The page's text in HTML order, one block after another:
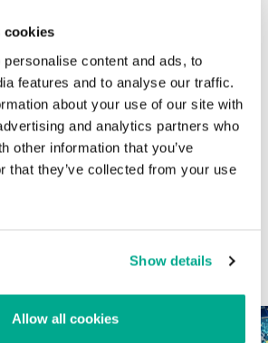
cookies
content and ads, to
features and to analyse our traffic.
about your use of our site with
and analytics partners who
other information that you’ve
that they’ve collected from your use
Show details
Allow all cookies
Correo electrónico*